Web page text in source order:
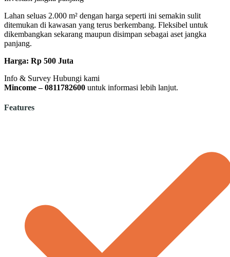
Lahan seluas 2.000 m² dengan harga seperti ini semakin sulit
ditemukan di kawasan yang terus berkembang. Fleksibel untuk
dikembangkan sekarang maupun disimpan sebagai aset jangka
panjang.
Harga: Rp 500 Juta
Info & Survey Hubungi kami
Mincome – 0811782600 untuk informasi lebih lanjut.
Features